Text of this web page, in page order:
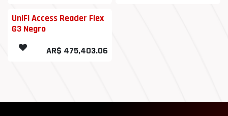
UniFi Access Reader Flex
G3 Negro
AR$ 475,403.06